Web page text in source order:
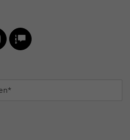
InstagramSKD
Blog